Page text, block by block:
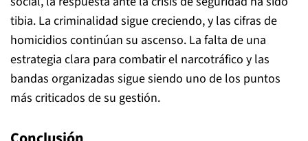
tibia. La criminalidad sigue creciendo, y las cifras de
homicidios continúan su ascenso. La falta de una
estrategia clara para combatir el narcotráfico y las
bandas organizadas sigue siendo uno de los puntos
más criticados de su gestión.